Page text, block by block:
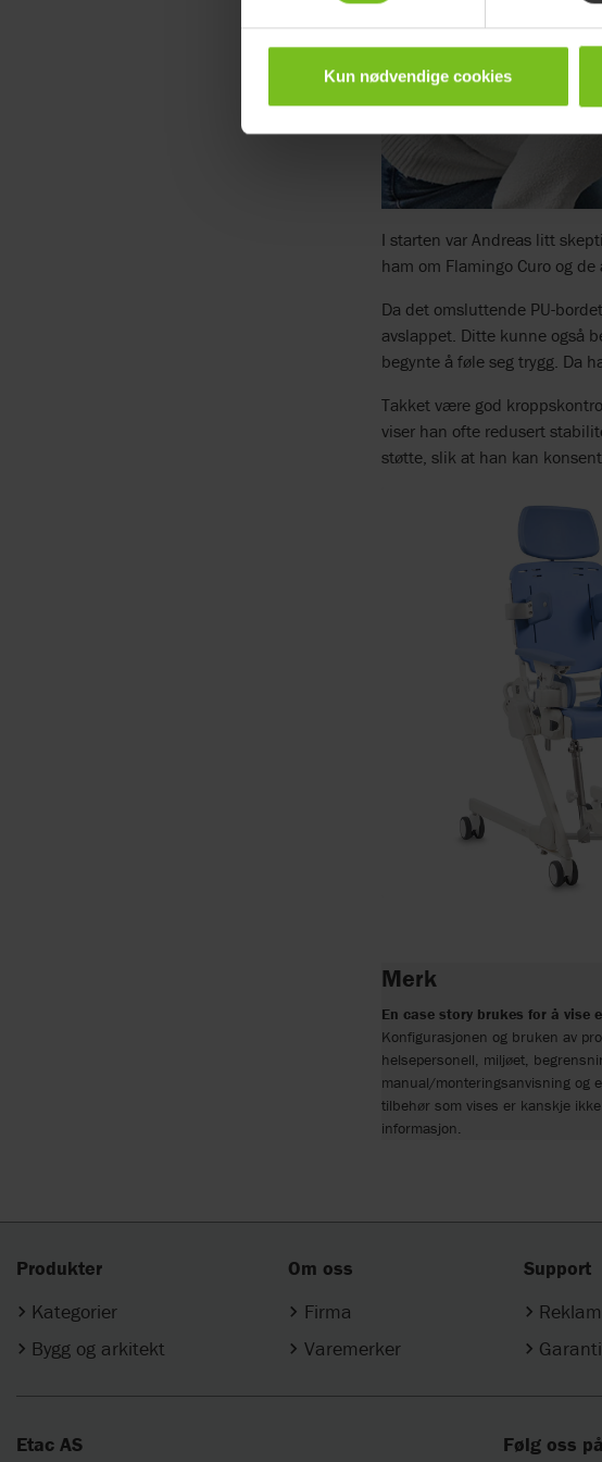
Kun nødvendige cookies
I starten var Andreas litt
ham om Flamingo Curo og
Da det omsluttende PU-
avslappet. Ditte kunne også
begynte å føle seg trygg. Da
Takket være god
viser han ofte redusert
støtte, slik at han kan
Merk
En case story brukes for å
Konfigurasjonen og bruken av
helsepersonell, miljøet,
manual/monteringsanvisning og
tilbehør som vises er kanskje
informasjon.
Produkter
Kategorier
Bygg og arkitekt
Om oss
Firma
Varemerker
Support
Garanti
Etac AS Følg oss